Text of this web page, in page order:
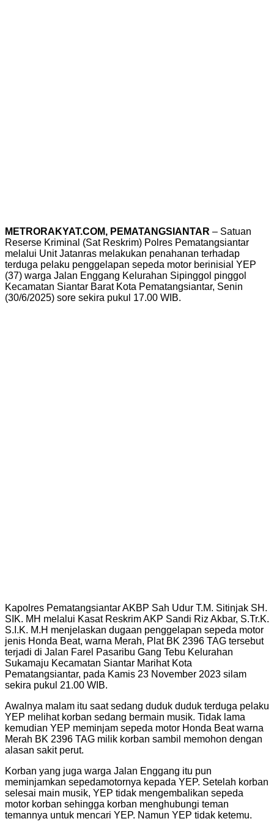
METRORAKYAT.COM, PEMATANGSIANTAR – Satuan
Reserse Kriminal (Sat Reskrim) Polres Pematangsiantar
melalui Unit Jatanras melakukan penahanan terhadap
terduga pelaku penggelapan sepeda motor berinisial YEP
(37) warga Jalan Enggang Kelurahan Sipinggol pinggol
Kecamatan Siantar Barat Kota Pematangsiantar, Senin
(30/6/2025) sore sekira pukul 17.00 WIB.
Kapolres Pematangsiantar AKBP Sah Udur T.M. Sitinjak SH.
SIK. MH melalui Kasat Reskrim AKP Sandi Riz Akbar, S.Tr.K.
S.I.K. M.H menjelaskan dugaan penggelapan sepeda motor
jenis Honda Beat, warna Merah, Plat BK 2396 TAG tersebut
terjadi di Jalan Farel Pasaribu Gang Tebu Kelurahan
Sukamaju Kecamatan Siantar Marihat Kota
Pematangsiantar, pada Kamis 23 November 2023 silam
sekira pukul 21.00 WIB.
Awalnya malam itu saat sedang duduk duduk terduga pelaku
YEP melihat korban sedang bermain musik. Tidak lama
kemudian YEP meminjam sepeda motor Honda Beat warna
Merah BK 2396 TAG milik korban sambil memohon dengan
alasan sakit perut.
Korban yang juga warga Jalan Enggang itu pun
meminjamkan sepedamotornya kepada YEP. Setelah korban
selesai main musik, YEP tidak mengembalikan sepeda
motor korban sehingga korban menghubungi teman
temannya untuk mencari YEP. Namun YEP tidak ketemu.